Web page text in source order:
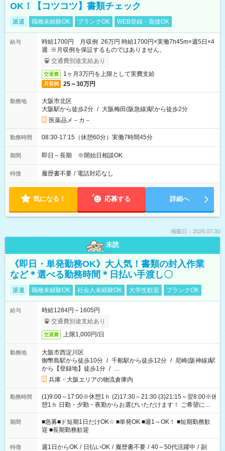
OK！【コツコツ】書類チェック
派遣 職種未経験OK ブランクOK WEB登録・面接OK
給与
時給1700円 月収例 26万円 時給1700円×実働7h45m×週5日×4
週 ※月収例を保証するものではありません。
交通費別途支給あり
交通費 1ヶ月3万円を上限として実費支給
月収例 25～30万円
勤務地
大阪市北区
大阪駅から徒歩2分 / 大阪梅田(阪急線)駅から徒歩2分
医薬品メ－カ－
勤務時間 08:30-17:15（休憩60分）実働7時間45分
期間 即日～長期 ※開始日相談OK
特徴 履歴書不要 / 電話対応なし
気になる！ 応募する 詳細へ
掲載日：2026.07.30
未読
《即日・単発勤務OK》大人気！書類の封入作業
など＊選べる勤務時間＊日払い手渡し〇
派遣 職種未経験OK 社会人未経験OK 大学生歓迎 ブランクOK
給与
時給1284円～1605円
交通費別途支給あり
交通費 上限1,000円/日
勤務地
大阪市西淀川区
御幣島駅から徒歩10分 / 千船駅から徒歩12分 / 尼崎(阪神線)駅
から【登録地】徒歩1分 / …
兵庫・大阪エリアの物流倉庫内
勤務時間
(1)9:00～17:00※休憩1ｈ (2)17:30～21:30 (3)21:15～翌8:00※休
憩1ｈ 日勤・夕勤・夜勤からお選びいただけます！ ご希望に合
わせて働けるお仕事です(*^^*) 【その他選べる勤務時間】 8-17
時/9-17時/9-18時/10-18時/11-21時/18-22時/20-翌4時/21-翌5
時/22-翌6時/0-翌8時 ご自身のご都合で選んで頂ける完全自由シ
フト！
期間
■急募■ド短期1日だけOK☆ ■単発OK ■週1～OK！ ■短期勤務歓
迎 ■長期勤務歓迎
特徴 週1日からOK / 日払いOK / 履歴書不要 / 40～50代活躍中 / 副